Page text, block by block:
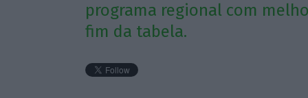
programa regional com
fim da tabela.